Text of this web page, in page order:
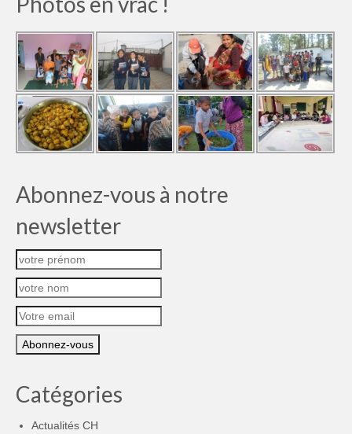
Abonnez-vous à notre
newsletter
Catégories
Actualités CH